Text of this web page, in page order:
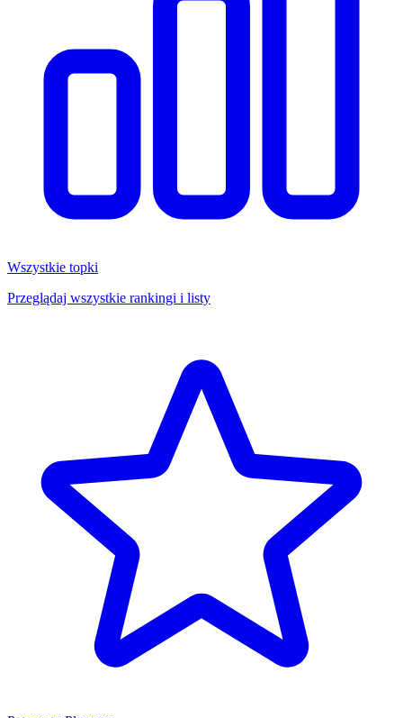
Wszystkie topki
Przeglądaj wszystkie rankingi i listy